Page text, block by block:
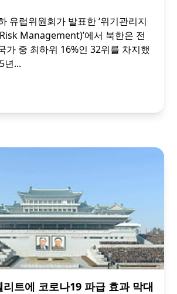
유럽위원회가 발표한 ‘위기관리지
Management)’에서 북한은 전
가 중 최하위 16%인 32위를 차지했
년...
트에 코로나19 파급 효과 막대